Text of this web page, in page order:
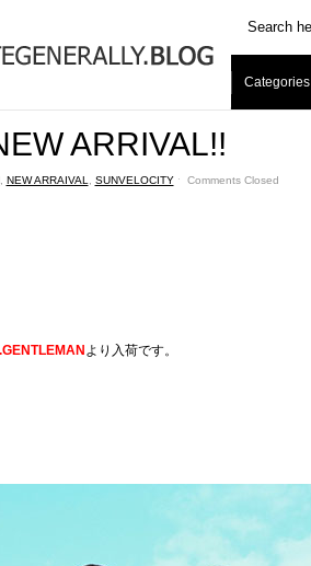
Categories
ARRIVAL!!
NEW ARRAIVAL SUNVELOCITYˑ Comments Closed
より入荷です。